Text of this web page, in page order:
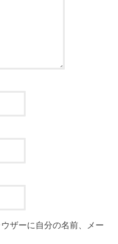
ザーに自分の名前、メー